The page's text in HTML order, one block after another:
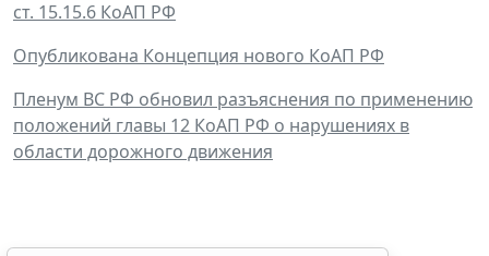
ст. 15.15.6 КоАП РФ
Опубликована Концепция нового КоАП РФ
Пленум ВС РФ обновил разъяснения по применению
положений главы 12 КоАП РФ о нарушениях в
области дорожного движения